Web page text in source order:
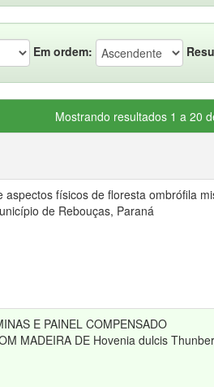
Em ordem:
Mostrando resultados 1 a 20
aspectos físicos de floresta ombrófila
de Rebouças, Paraná
E PAINEL COMPENSADO
MADEIRA DE Hovenia dulcis